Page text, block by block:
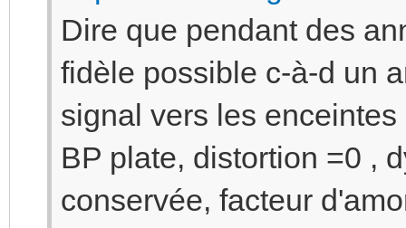
Dire que pendant des
fidèle possible c-à-d un
signal vers les
BP plate, distortion =0 ,
conservée, facteur